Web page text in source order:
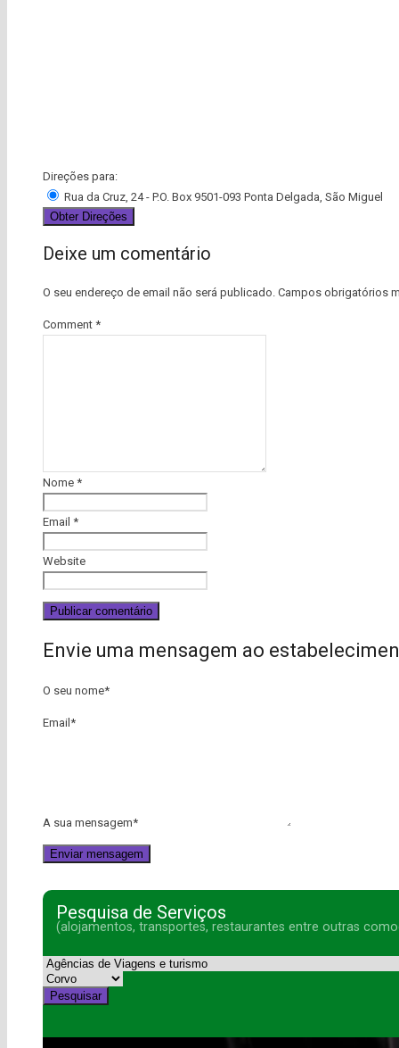
Direções para:
Rua da Cruz, 24 - P.O. Box 9501-093 Ponta Delgada, São Miguel
Deixe um comentário
O seu endereço de email não será publicado. Campos obrigatórios
Comment *
Nome *
Email *
Website
Envie uma mensagem ao
O seu nome*
Email *
A sua mensagem*
Pesquisa de Serviços
(alojamentos, transportes, restaurantes entre outras
Pesquisar